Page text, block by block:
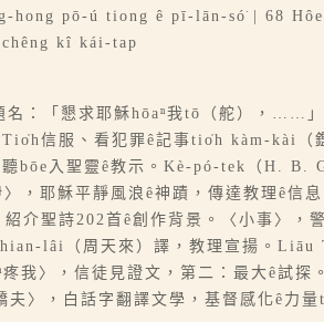
pō-ú tiong ê pī-lān-só͘ | 68
kî kái-tap
：「懇求耶穌hōaⁿ我tō（舵），……
信服、看犯罪ê記事tio̍h kàm-kài（
bōe入聖靈ê教示。Kè-pó-tek（H. B.
，耶穌平靜風浪ê神蹟，傳達教理ê信
介聖詩202首ê創作背景。〈小事〉，
lâi（周天來）譯，教理宣揚。Liāu
我〉，信徒見證文，第二：最大ê試探
〉，白話字翻譯文學，基督感化ê力